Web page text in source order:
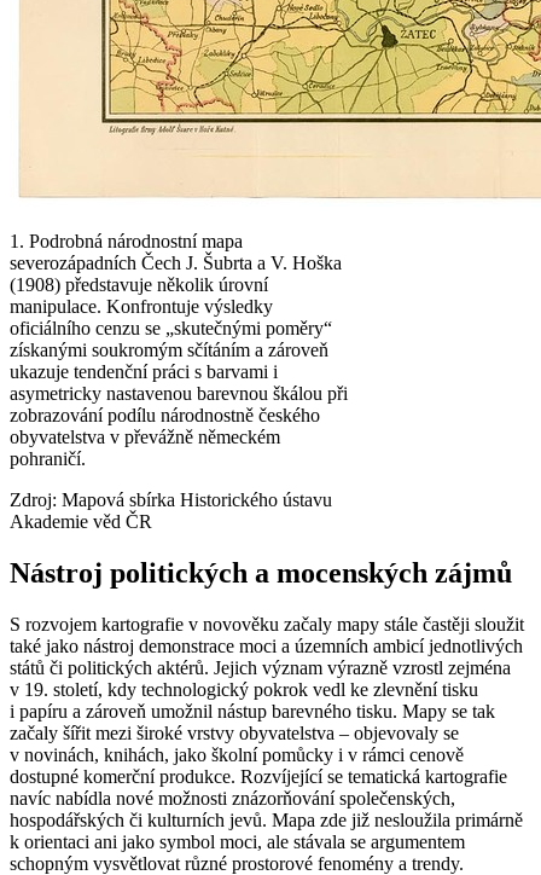
1. Podrobná národnostní mapa
severozápadních Čech J. Šubrta a V. Hoška
(1908) představuje několik úrovní
manipulace. Konfrontuje výsledky
oficiálního cenzu se „skutečnými poměry“
získanými soukromým sčítáním a zároveň
ukazuje tendenční práci s barvami i
asymetricky nastavenou barevnou škálou při
zobrazování podílu národnostně českého
obyvatelstva v převážně německém
pohraničí.
Zdroj: Mapová sbírka Historického ústavu
Akademie věd ČR
Nástroj politických a mocenských zájmů
S rozvojem kartografie v novověku začaly mapy stále častěji sloužit
také jako nástroj demonstrace moci a územních ambicí jednotlivých
států či politických aktérů. Jejich význam výrazně vzrostl zejména
v 19. století, kdy technologický pokrok vedl ke zlevnění tisku
i papíru a zároveň umožnil nástup barevného tisku. Mapy se tak
začaly šířit mezi široké vrstvy obyvatelstva – objevovaly se
v novinách, knihách, jako školní pomůcky i v rámci cenově
dostupné komerční produkce. Rozvíjející se tematická kartografie
navíc nabídla nové možnosti znázorňování společenských,
hospodářských či kulturních jevů. Mapa zde již nesloužila primárně
k orientaci ani jako symbol moci, ale stávala se argumentem
schopným vysvětlovat různé prostorové fenomény a trendy.